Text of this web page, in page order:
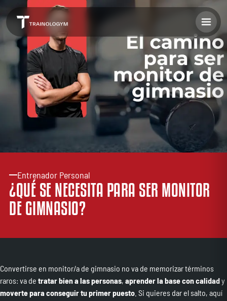
Entrenador Personal
¿QUÉ SE NECESITA PARA SER MONITOR
DE GIMNASIO?
Convertirse en monitor/a de gimnasio no va de memorizar términos
raros: va de tratar bien a las personas, aprender la base con calidady
moverte para conseguir tu primer puesto . Si quieres dar el salto, aquí